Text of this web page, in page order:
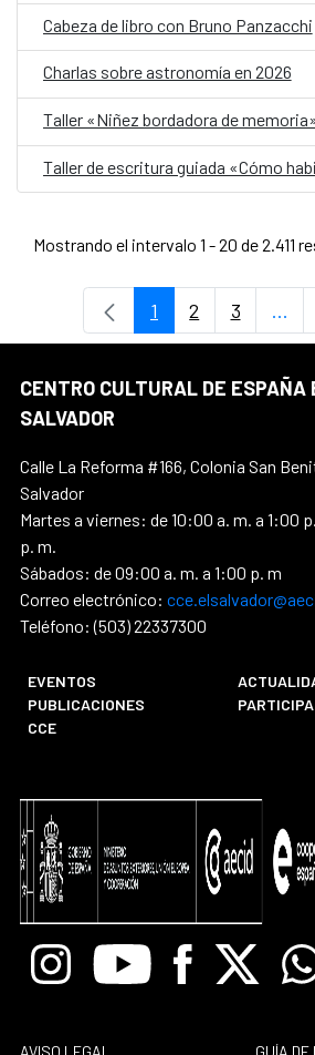
Cabeza de libro con Bruno Panzacchi
Charlas sobre astronomía en 2026
Taller «Niñez bordadora de
Mostrando el intervalo 1 - 20 de 2.411
Página
1 Página
2 Página
3 ...
CENTRO CULTURAL DE ESPAÑA
SALVADOR
Calle La Reforma #166, Colonia San
Salvador
Martes a viernes: de 10:00 a. m. a 1:00
p. m.
Sábados: de 09:00 a. m. a 1:00 p. m
Correo electrónico:
Teléfono: (503) 22337300
EVENTOS
PUBLICACIONES
PARTICIPA
CCE
InstagramYoutube Facebook
X